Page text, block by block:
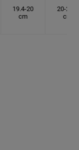
19.4-20
cm
20-20.6
cm